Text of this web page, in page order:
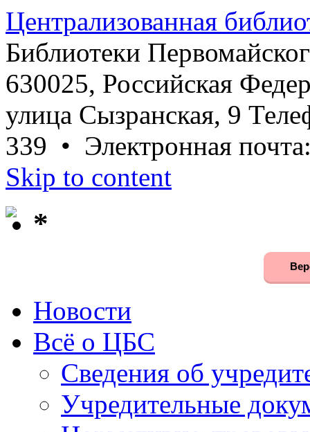
Централизованная
Библиотеки
630025, Российская
улица Сызранская, 9
339 • Электронная
Skip to content
*
Новости
Всё о ЦБС
Сведения об
Учредительные